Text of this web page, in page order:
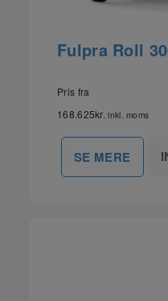
Fulpra Roll
Pris fra
168.625kr. inkl. moms
SE MERE